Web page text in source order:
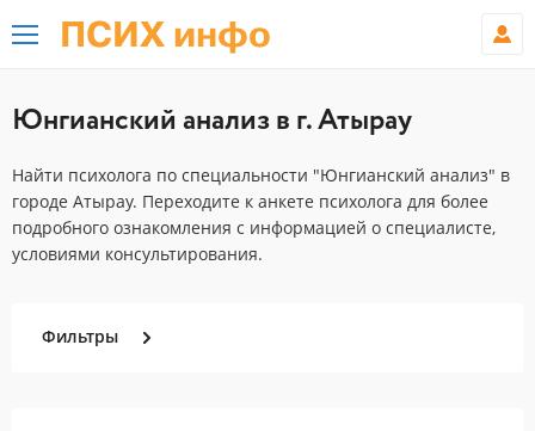
ПСИХ инфо
Юнгианский анализ в г. Атырау
Найти психолога по специальности "Юнгианский анализ" в
городе Атырау. Переходите к анкете психолога для более
подробного ознакомления с информацией о специалисте,
условиями консультирования.
Фильтры